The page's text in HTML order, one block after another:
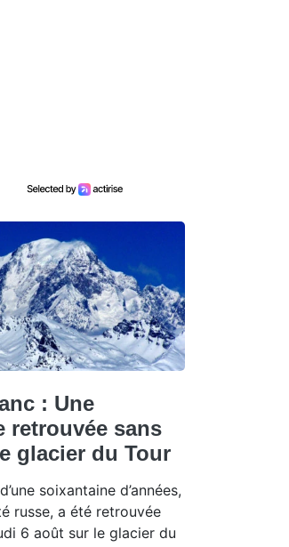
: Une
retrouvée sans
glacier du Tour
soixantaine d’années,
russe, a été retrouvée
6 août sur le glacier du